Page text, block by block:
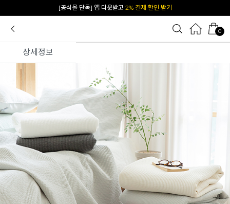
카카오 플친 추가하면1천원 즉시 할인 쿠폰
0
상세정보